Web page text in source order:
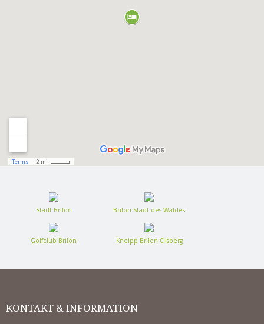
Stadt Brilon Brilon Stadt des Waldes
Golfclub Brilon Kneipp Brilon Olsberg
KONTAKT & INFORMATION